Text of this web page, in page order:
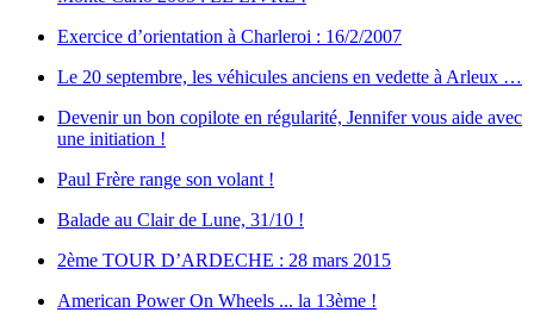
Exercice d’orientation à Charleroi : 16/2/2007
Le 20 septembre, les véhicules anciens en vedette à Arleux …
Devenir un bon copilote en régularité, Jennifer vous aide avec
une initiation !
Paul Frère range son volant !
Balade au Clair de Lune, 31/10 !
2ème TOUR D’ARDECHE : 28 mars 2015
American Power On Wheels ... la 13ème !